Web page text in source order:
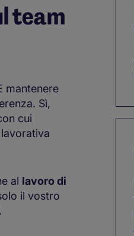
team
mantenere
Sì,
cui
al lavoro di
il vostro